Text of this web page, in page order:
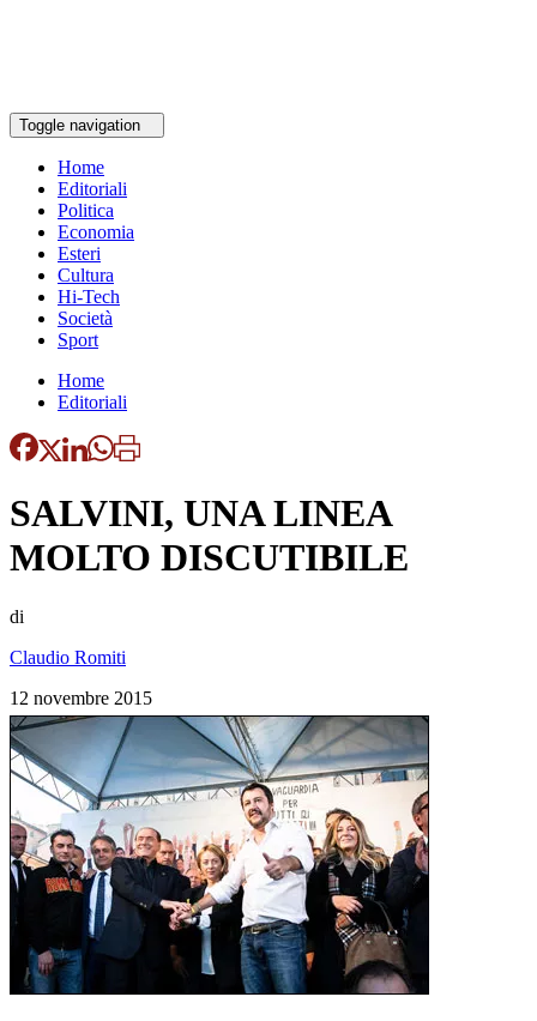
Toggle navigation
Home
Editoriali
Politica
Economia
Esteri
Cultura
Hi-Tech
Società
Sport
Home
Editoriali
SALVINI, UNA LINEA
MOLTO DISCUTIBILE
di
Claudio Romiti
12 novembre 2015